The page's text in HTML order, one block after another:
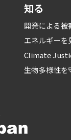
知る
開発による被
エネルギーを
Climate
生物多様性を